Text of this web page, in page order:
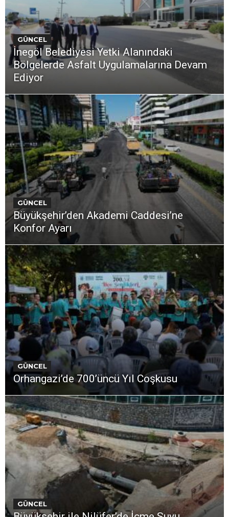
GÜNCEL
İnegöl Belediyesi Yetki Alanındaki
Bölgelerde Asfalt Uygulamalarına Devam
Ediyor
GÜNCEL
Büyükşehir’den Akademi Caddesi’ne
Konfor Ayarı
GÜNCEL
Orhangazi’de 700’üncü Yıl Coşkusu
GÜNCEL